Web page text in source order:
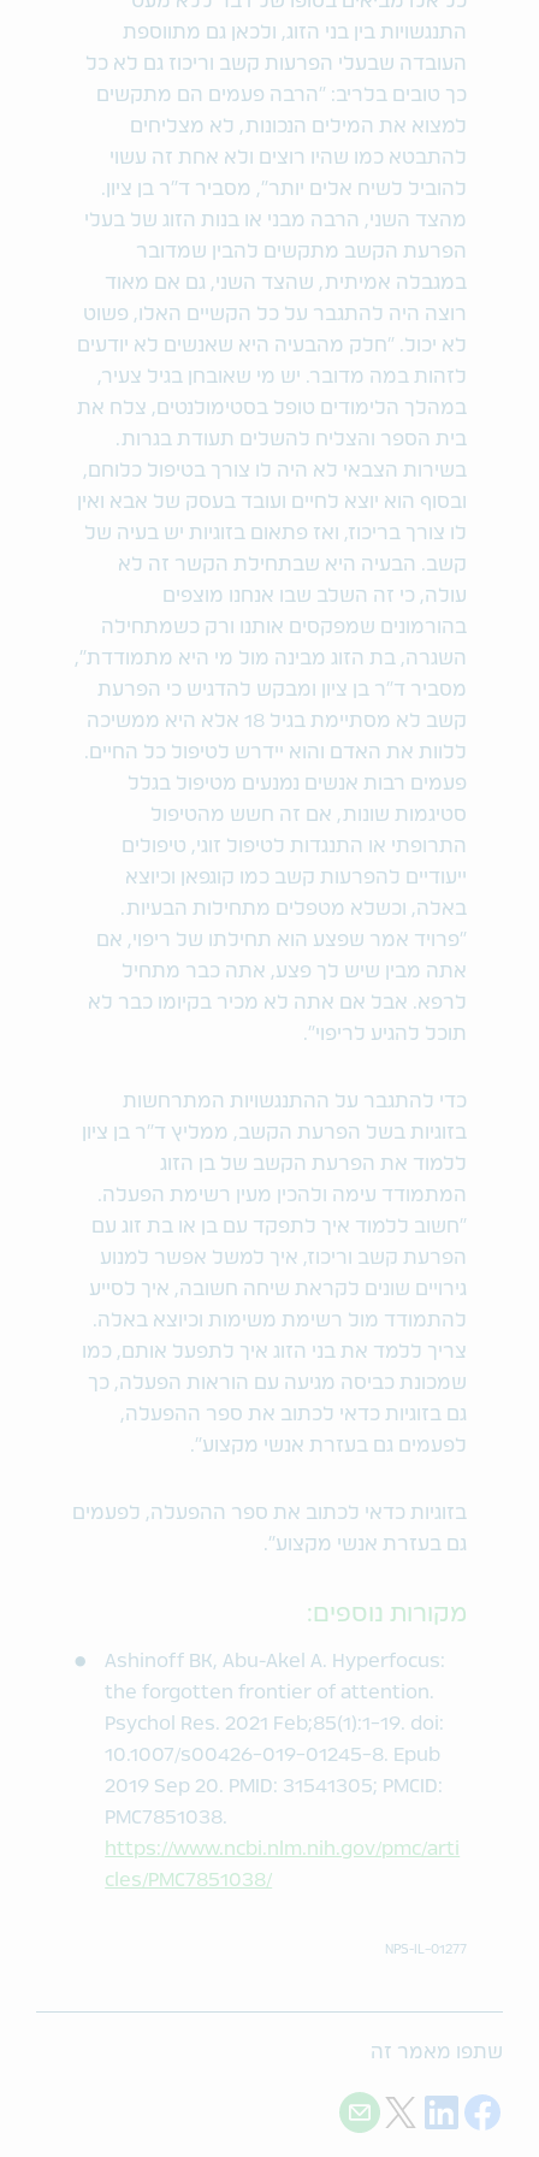
התנגשויות בין בני הזוג, ולכאן גם מתווספת
העובדה שבעלי הפרעות קשב וריכוז גם לא כל
כך טובים בלריב: "הרבה פעמים הם מתקשים
למצוא את המילים הנכונות, לא מצליחים
להתבטא כמו שהיו רוצים ולא אחת זה עשוי
להוביל לשיח אלים יותר", מסביר ד"ר בן ציון.
מהצד השני, הרבה מבני או בנות הזוג של בעלי
הפרעת הקשב מתקשים להבין שמדובר
במגבלה אמיתית, שהצד השני, גם אם מאוד
רוצה היה להתגבר על כל הקשיים האלו, פשוט
לא יכול. "חלק מהבעיה היא שאנשים לא יודעים
לזהות במה מדובר. יש מי שאובחן בגיל צעיר,
במהלך הלימודים טופל בסטימולנטים, צלח את
בית הספר והצליח להשלים תעודת בגרות.
בשירות הצבאי לא היה לו צורך בטיפול כלוחם,
ובסוף הוא יוצא לחיים ועובד בעסק של אבא ואין
לו צורך בריכוז, ואז פתאום בזוגיות יש בעיה של
קשב. הבעיה היא שבתחילת הקשר זה לא
עולה, כי זה השלב שבו אנחנו מוצפים
בהורמונים שמפקסים אותנו ורק כשמתחילה
השגרה, בת הזוג מבינה מול מי היא מתמודדת",
מסביר ד"ר בן ציון ומבקש להדגיש כי הפרעת
קשב לא מסתיימת בגיל 18 אלא היא ממשיכה
ללוות את האדם והוא יידרש לטיפול כל החיים.
פעמים רבות אנשים נמנעים מטיפול בגלל
סטיגמות שונות, אם זה חשש מהטיפול
התרופתי או התנגדות לטיפול זוגי, טיפולים
ייעודיים להפרעות קשב כמו קוגפאן וכיוצא
באלה, וכשלא מטפלים מתחילות הבעיות.
"פרויד אמר שפצע הוא תחילתו של ריפוי, אם
אתה מבין שיש לך פצע, אתה כבר מתחיל
לרפא. אבל אם אתה לא מכיר בקיומו כבר לא
תוכל להגיע לריפוי".
כדי להתגבר על ההתנגשויות המתרחשות
בזוגיות בשל הפרעת הקשב, ממליץ ד"ר בן ציון
ללמוד את הפרעת הקשב של בן הזוג
המתמודד עימה ולהכין מעין רשימת הפעלה.
"חשוב ללמוד איך לתפקד עם בן או בת זוג עם
הפרעת קשב וריכוז, איך למשל אפשר למנוע
גירויים שונים לקראת שיחה חשובה, איך לסייע
להתמודד מול רשימת משימות וכיוצא באלה.
צריך ללמד את בני הזוג איך לתפעל אותם, כמו
שמכונת כביסה מגיעה עם הוראות הפעלה, כך
גם בזוגיות כדאי לכתוב את ספר ההפעלה,
לפעמים גם בעזרת אנשי מקצוע".
בזוגיות כדאי לכתוב את ספר ההפעלה, לפעמים
גם בעזרת אנשי מקצוע".
מקורות נוספים:
Ashinoff BK, Abu-Akel A. Hyperfocus:
the forgotten frontier of attention.
Psychol Res. 2021 Feb;85(1):1-19. doi:
10.1007/s00426-019-01245-8. Epub
2019 Sep 20. PMID: 31541305; PMCID:
PMC7851038.
https://www.ncbi.nlm.nih.gov/pmc/arti
cles/PMC7851038/
NPS-IL-01277
שתפו מאמר זה
Facebook
LinkedIn
Twitter
E-mail